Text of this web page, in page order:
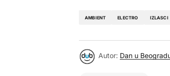
AMBIENT ELECTRO IZLASCI
Autor: Dan u